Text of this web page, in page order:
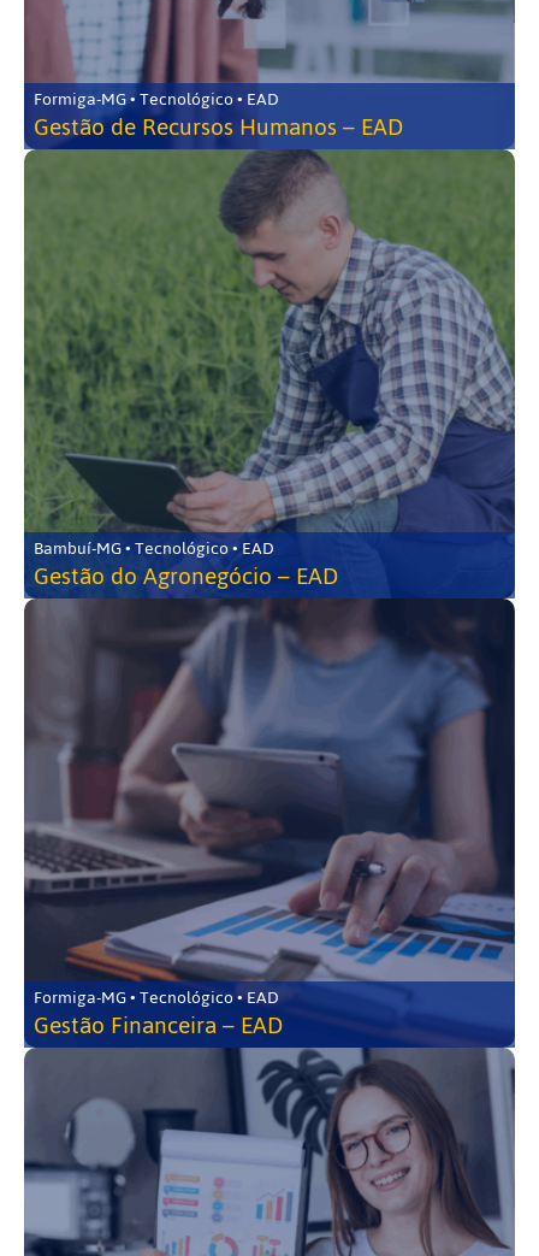
Formiga-MG • Tecnológico • EAD
Gestão de Recursos Humanos – EAD
Bambuí-MG • Tecnológico • EAD
Gestão do Agronegócio – EAD
Formiga-MG • Tecnológico • EAD
Gestão Financeira – EAD